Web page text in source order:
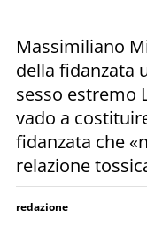
Massimiliano
della fidanzata
sesso estremo
vado a
fidanzata che
relazione
redazione